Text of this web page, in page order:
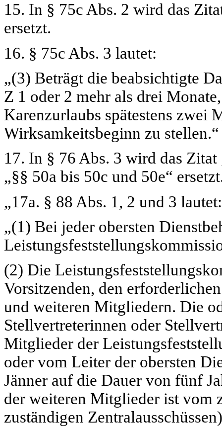
15. In § 75c Abs. 2 wird das
ersetzt.
16. § 75c Abs. 3 lautet:
„(3) Beträgt die beabsichtigte
Z 1 oder 2 mehr als drei
Karenzurlaubs spätestens zwei
Wirksamkeitsbeginn zu stellen.“
17. In § 76 Abs. 3 wird das Zitat
„§§ 50a bis 50c und 50e“
„17a. § 88 Abs. 1, 2 und 3 lautet:
„(1) Bei jeder obersten
(2) Die
Vorsitzenden, den
und weiteren Mitgliedern. Die
Stellvertreterinnen oder
Mitglieder der
oder vom Leiter der obersten
Jänner auf die Dauer von fünf
der weiteren Mitglieder ist vom
zuständigen